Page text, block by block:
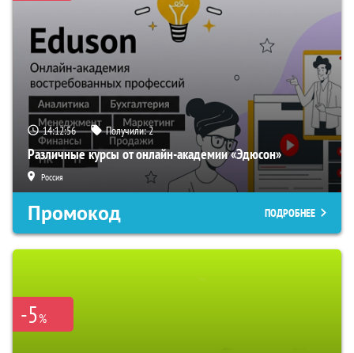
14:12:55 Получили:2
Различные курсы от онлайн-академии «Эдюсон»
Россия
Промокод ПОДРОБНЕЕ
-5%